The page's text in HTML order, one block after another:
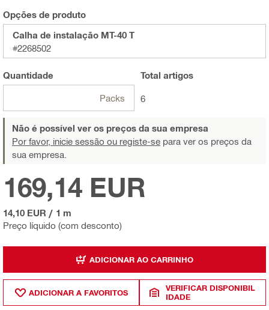
Opções de produto
Calha de instalação MT-40 T
#2268502
Quantidade
Packs
Total artigos
6
Não é possível ver os preços da sua empresa
Por favor, inicie sessão ou registe-se para ver os preços da
sua empresa.
Preço líquido (com desconto)
169,14 EUR
14,10 EUR / 1 m
ADICIONAR AO CARRINHO
ADICIONAR A FAVORITOS
VERIFICAR DISPONIBIL
IDADE